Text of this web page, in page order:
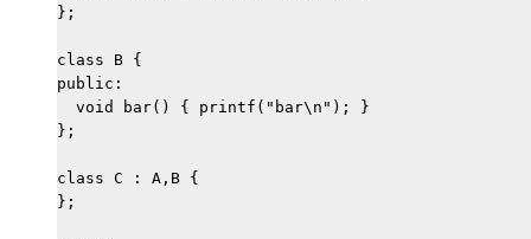
};
class B {
public:
  void bar() { printf("bar\n"); }
};
class C : A,B {
};